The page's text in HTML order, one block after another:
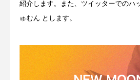
紹介します。また、ツイッターでのハ
ゅむん とします。